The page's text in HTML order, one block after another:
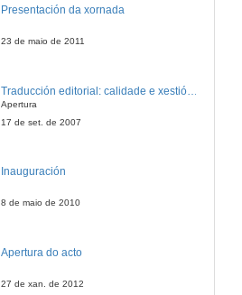
Presentación da xornada
23 de maio de 2011
Apertura
17 de set. de 2007
Inauguración
8 de maio de 2010
Apertura do acto
27 de xan. de 2012